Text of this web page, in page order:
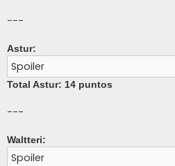
---
Astur:
Spoiler
Total Astur: 14 puntos
---
Waltteri:
Spoiler